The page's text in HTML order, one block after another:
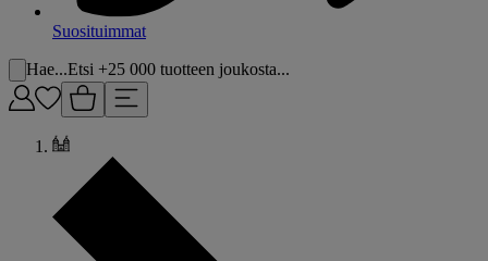
Suosituimmat
Hae...Etsi +25 000 tuotteen joukosta...